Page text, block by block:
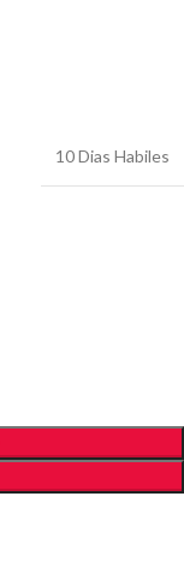
10 Dias Habiles